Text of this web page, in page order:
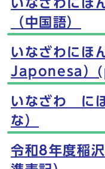
いなざわにほ
（中国語）
いなざわにほ
Japonesa）
いなざわ に
な）
令和8年度稲